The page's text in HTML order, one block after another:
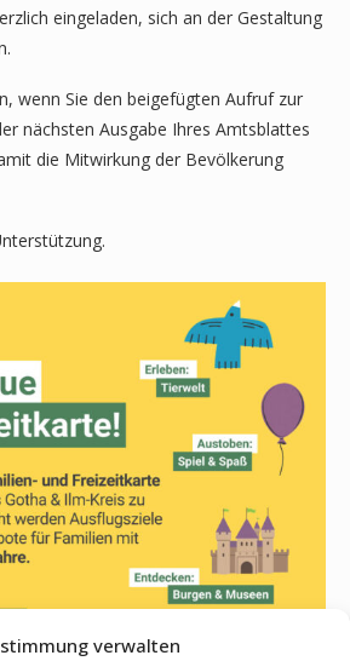
verwalten
eingeladen, sich an der Gestaltung
wenn Sie den beigefügten Aufruf zur
nächsten Ausgabe Ihres Amtsblattes
die Mitwirkung der Bevölkerung